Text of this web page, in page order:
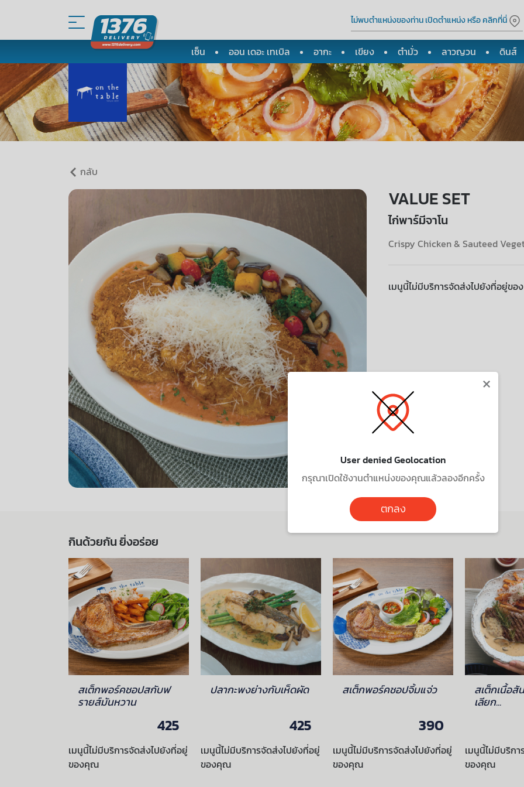
ไม่พบตำแหน่งของท่าน เปิดตำแหน่ง หรือ คลิกที่นี่
เซ็น ออน เดอะ เทเบิล อากะ เขียง ตำมั่ว ลาวญวน ดินส์
กลับ
VALUE SET
ไก่พาร์มีจาโน
Crispy Chicken & Sauteed
เมนูนี้ไม่มีบริการจัดส่งไปยังที่อยู่ข
กินด้วยกัน ยิ่งอร่อย
สเต็กพอร์คชอปสกับฟ
รายส์มันหวาน
425
เมนูนี้ไม่มีบริการจัดส่งไปยังที่อยู่
ของคุณ
ปลากะพงย่างกับเห็ดผัด
425
เมนูนี้ไม่มีบริการจัดส่งไปยังที่อยู่
ของคุณ
สเต็กพอร์คชอปจิ้มแจ่ว
390
เมนูนี้ไม่มีบริการจัดส่งไปยังที่อยู่
ของคุณ
สเต็กเนื้อสั
เลียก...
เมนูนี้ไม่มีบริก
ของคุณ
×
User denied Geolocation
กรุณาเปิดใช้งานตำแหน่งของคุณแล้วลองอีกครั้ง
ตกลง